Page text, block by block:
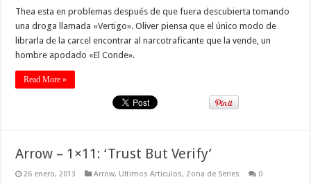
Thea esta en problemas después de que fuera descubierta tomando
una droga llamada «Vertigo». Oliver piensa que el único modo de
librarla de la carcel encontrar al narcotraficante que la vende, un
hombre apodado «El Conde».
Read More »
Arrow – 1×11: ‘Trust But Verify’
26 enero, 2013 Arrow, Ultimos Articulos, Zona de Series 0